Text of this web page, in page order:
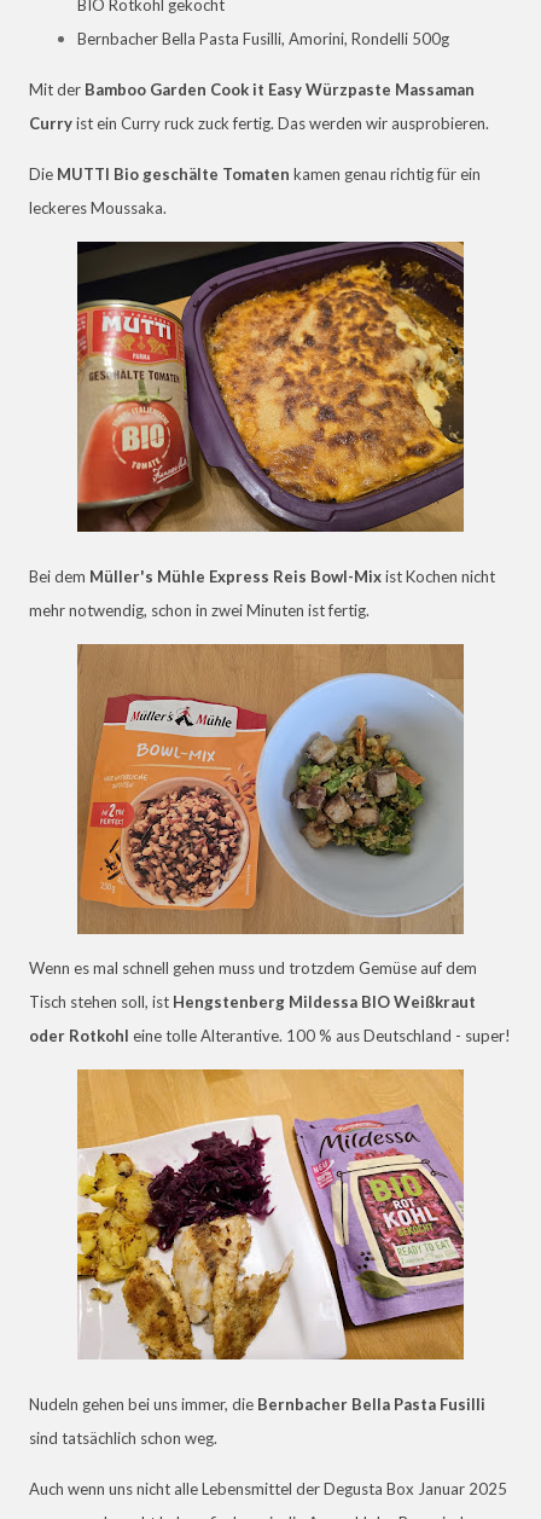
BIO Rotkohl gekocht
Bernbacher Bella Pasta Fusilli, Amorini, Rondelli 500g
Mit der Bamboo Garden Cook it Easy Würzpaste Massaman
Curryist ein Curry ruck zuck fertig. Das werden wir ausprobieren.
Die MUTTI Bio geschälte Tomaten kamen genau richtig für ein
leckeres Moussaka.
Bei dem Müller's Mühle Express Reis Bowl-Mixist Kochen nicht
mehr notwendig, schon in zwei Minuten ist fertig.
Wenn es mal schnell gehen muss und trotzdem Gemüse auf dem
Tisch stehen soll, ist Hengstenberg Mildessa BIO Weißkraut
oder Rotkohl eine tolle Alterantive. 100 % aus Deutschland - super!
Nudeln gehen bei uns immer, die Bernbacher Bella Pasta Fusilli
sind tatsächlich schon weg.
Auch wenn uns nicht alle Lebensmittel der Degusta Box Januar 2025